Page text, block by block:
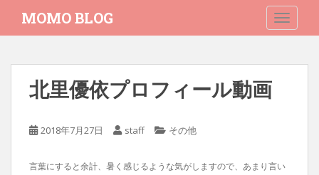
i
MOMO BLOG
北里優依プロフィール動画
2018年7月27日 staff その他
言葉にすると余計、暑く感じるような気がしますので、あまり言い